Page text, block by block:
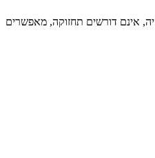
מגולוון נוטים להחליד, להתקלף ולדרוש החלפה כמעט מדי שנה. בניגוד אליהם, מכסי נירוסטה 304 או 316 עמידים לקורוזיה, אינם דורשים תחזוקה, מאפשרים